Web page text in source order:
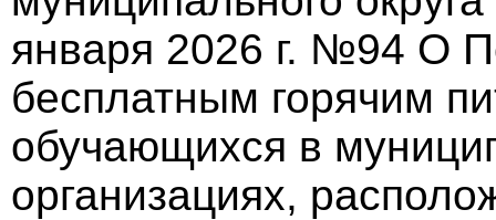
января 2026 г. №94 О
бесплатным горячим
обучающихся в
организациях,